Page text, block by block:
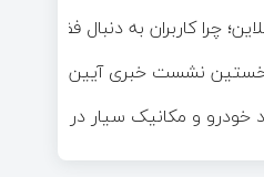
چرا کاربران به دنبال
نشست خبری آیین معارفه
اصلی شرکت آهن اسفنجی است
خودرو و مکانیک سیار در
بحرانی